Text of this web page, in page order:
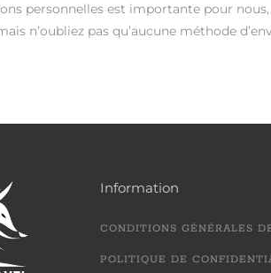
personnelles est importante pour
n’oubliez pas qu’aucune méthode
Information
CONDITIONS GÉNÉRALES
POLITIQUE DE